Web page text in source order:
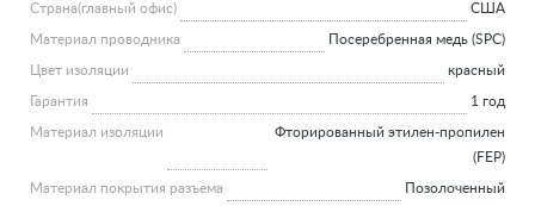
Страна(главный офис) США
Материал проводника Посеребренная медь (SPC)
Цвет изоляции красный
Гарантия 1 год
Материал изоляции
Фторированный этилен-пропилен
(FEP)
Материал покрытия разъема Позолоченный